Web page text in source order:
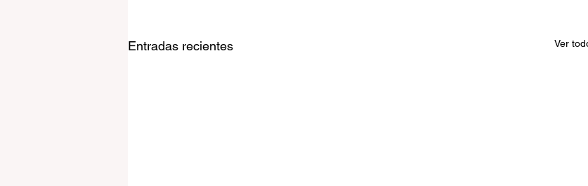
Entradas recientes Ver